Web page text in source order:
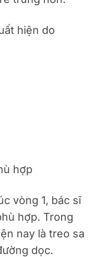
hiện do
hợp
vòng 1, bác sĩ
hợp. Trong
nay là treo sa
dọc.